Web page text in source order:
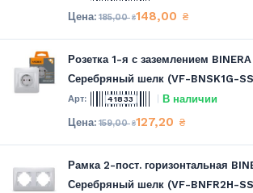
185,00₴148,00 ₴
Розетка 1-я с заземлением
Серебряный шелк (VF-BNSK1G-
41833 В наличии
159,00₴127,20 ₴
Рамка 2-пост. горизонтальная
Серебряный шелк (VF-BNFR2H-